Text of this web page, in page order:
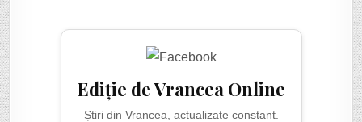
Ediție de Vrancea Online
Știri din Vrancea, actualizate constant.